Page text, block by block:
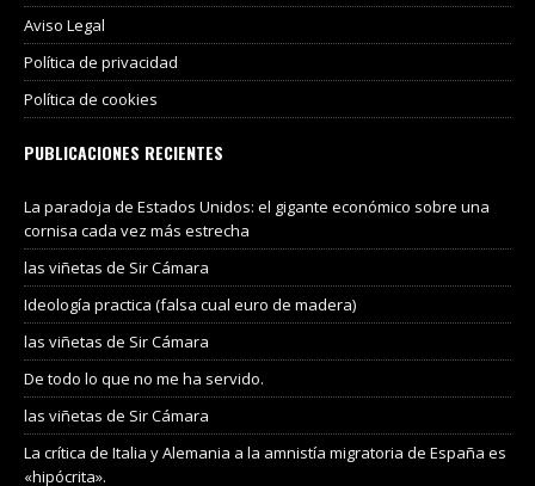
Aviso Legal
Política de privacidad
Política de cookies
PUBLICACIONES RECIENTES
La paradoja de Estados Unidos: el gigante económico sobre una
cornisa cada vez más estrecha
las viñetas de Sir Cámara
Ideología practica (falsa cual euro de madera)
las viñetas de Sir Cámara
De todo lo que no me ha servido.
las viñetas de Sir Cámara
La crítica de Italia y Alemania a la amnistía migratoria de España es
«hipócrita».